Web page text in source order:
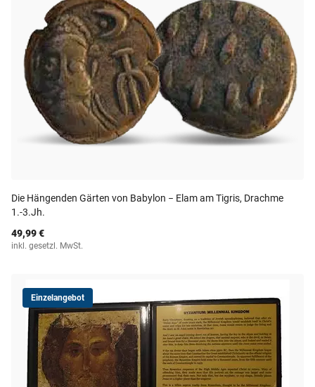
Die Hängenden Gärten von Babylon − Elam am Tigris, Drachme
1.-3.Jh.
49,99 €
inkl. gesetzl. MwSt.
Einzelangebot